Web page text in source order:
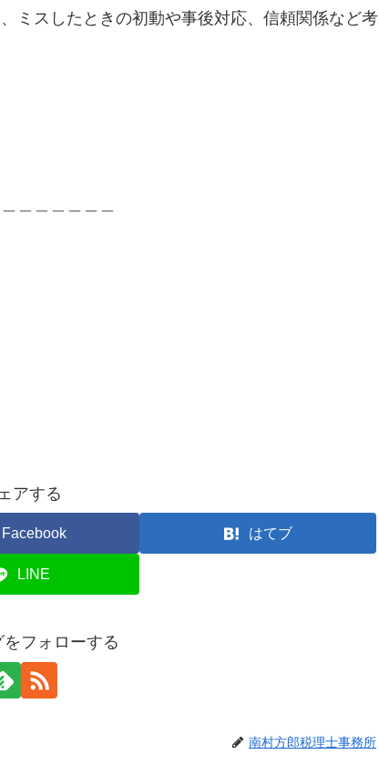
ミスしたときの初動や事後対応、信頼関係など考
アする
Facebook はてブ
LINE
をフォローする
南村方郎税理士事務所